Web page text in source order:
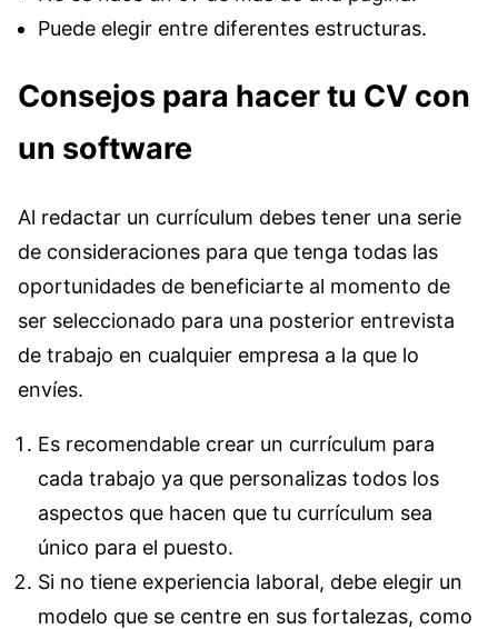
Puede elegir entre diferentes estructuras.
Consejos para hacer tu CV con
un software
Al redactar un currículum debes tener una serie
de consideraciones para que tenga todas las
oportunidades de beneficiarte al momento de
ser seleccionado para una posterior entrevista
de trabajo en cualquier empresa a la que lo
envíes.
Es recomendable crear un currículum para
cada trabajo ya que personalizas todos los
aspectos que hacen que tu currículum sea
único para el puesto.
Si no tiene experiencia laboral, debe elegir un
modelo que se centre en sus fortalezas, como